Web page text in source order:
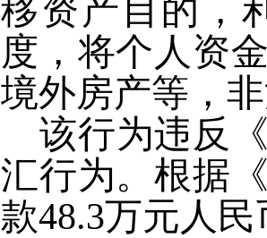
移资产目的，
度，将个人资
境外房产等，
该行为违反
汇行为。根据
款48.3万元人民